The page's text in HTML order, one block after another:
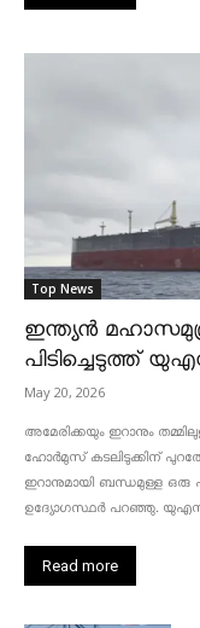
Top News
ഇന്ത്യൻ
പിടിച്ചെടുത്ത്
May 20, 2026
അമേരിക്കയും ഇറാനും
ഹോർമുസ് കടലിടുക്കിന്
ഇറാനുമായി ബന്ധമുള്ള ഒരു
ഉദ്യോഗസ്ഥർ പറഞ്ഞു. യുഎസ്
Read more